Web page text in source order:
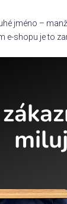
jméno –
e-shopu je to